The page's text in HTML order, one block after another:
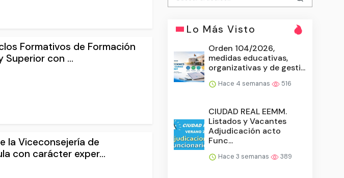
Formativos de Formación
Superior con ...
la Viceconsejería de
con carácter exper...
Lo Más Visto
Orden 104/2026,
medidas educativas,
organizativas y de gesti...
Hace 4 semanas 516
CIUDAD REAL EEMM.
Listados y Vacantes
Adjudicación acto
Func...
Hace 3 semanas 389